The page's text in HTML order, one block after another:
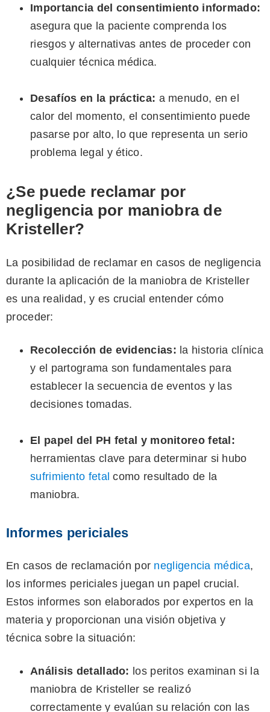
Importancia del consentimiento informado:
asegura que la paciente comprenda los
riesgos y alternativas antes de proceder con
cualquier técnica médica.
Desafíos en la práctica: a menudo, en el
calor del momento, el consentimiento puede
pasarse por alto, lo que representa un serio
problema legal y ético.
¿Se puede reclamar por
negligencia por maniobra de
Kristeller?
La posibilidad de reclamar en casos de negligencia
durante la aplicación de la maniobra de Kristeller
es una realidad, y es crucial entender cómo
proceder:
Recolección de evidencias: la historia clínica
y el partograma son fundamentales para
establecer la secuencia de eventos y las
decisiones tomadas.
El papel del PH fetal y monitoreo fetal:
herramientas clave para determinar si hubo
sufrimiento fetal como resultado de la
maniobra.
Informes periciales
En casos de reclamación por negligencia médica,
los informes periciales juegan un papel crucial.
Estos informes son elaborados por expertos en la
materia y proporcionan una visión objetiva y
técnica sobre la situación:
Análisis detallado: los peritos examinan si la
maniobra de Kristeller se realizó
correctamente y evalúan su relación con las